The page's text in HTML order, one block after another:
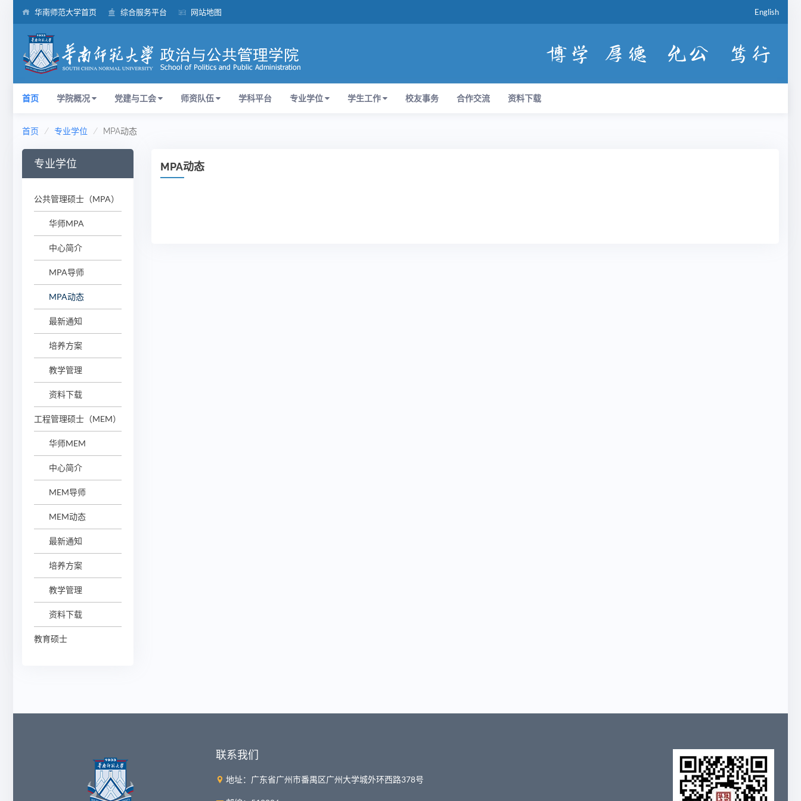
华南师范大学首页 综合服务平台 网站地图 English
首页 学院概况 党建与工会 师资队伍 学科平台 专业学位 学生工作 校友事务 合作交流 资料下载
首页 专业学位 MPA动态
专业学位
公共管理硕士（MPA）
华师MPA
中心简介
MPA导师
MPA动态
最新通知
培养方案
教学管理
资料下载
工程管理硕士（MEM）
华师MEM
中心简介
MEM导师
MEM动态
最新通知
培养方案
教学管理
资料下载
教育硕士
MPA动态
联系我们
地址：广东省广州市番禺区广州大学城外环西路378号